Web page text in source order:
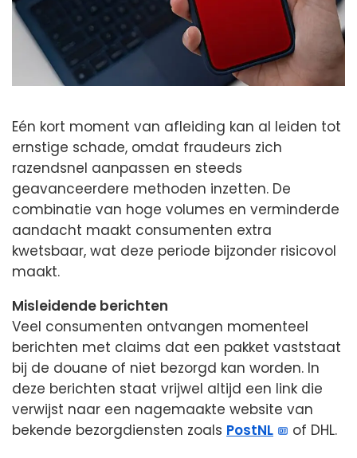
Eén kort moment van afleiding kan al leiden tot
ernstige schade, omdat fraudeurs zich
razendsnel aanpassen en steeds
geavanceerdere methoden inzetten. De
combinatie van hoge volumes en verminderde
aandacht maakt consumenten extra
kwetsbaar, wat deze periode bijzonder risicovol
maakt.
Misleidende berichten
Veel consumenten ontvangen momenteel
berichten met claims dat een pakket vaststaat
bij de douane of niet bezorgd kan worden. In
deze berichten staat vrijwel altijd een link die
verwijst naar een nagemaakte website van
bekende bezorgdiensten zoals PostNL of DHL.